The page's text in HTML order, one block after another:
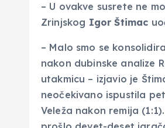
– U ovakve susrete ne
Zrinjskog Igor Štimac
– Malo smo se
nakon dubinske analize
utakmicu – izjavio je
neočekivano ispustila
Veleža nakon remija